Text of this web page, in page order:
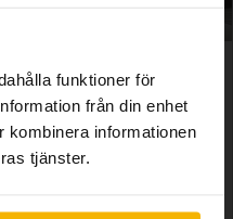
funktioner för
från din enhet
kombinera informationen
tjänster.
SD75V ält (-14)
h
Export: Ja